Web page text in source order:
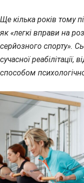
Ще кілька років тому
як «легкі вправи на
серйозного спорту».
сучасної реабілітації,
способом